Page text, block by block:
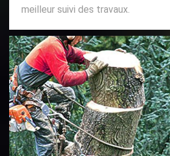
meilleur suivi des travaux.